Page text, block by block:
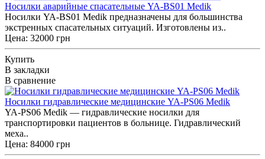
Носилки аварийные спасательные YA-BS01 Medik
Носилки YA-BS01 Medik предназначены для большинства
экстренных спасательных ситуаций. Изготовлены из..
Цена: 32000 грн
Купить
В закладки
В сравнение
Носилки гидравлические медицинские YA-PS06 Medik
YA-PS06 Medik — гидравлические носилки для
транспортировки пациентов в больнице. Гидравлический
меха..
Цена: 84000 грн